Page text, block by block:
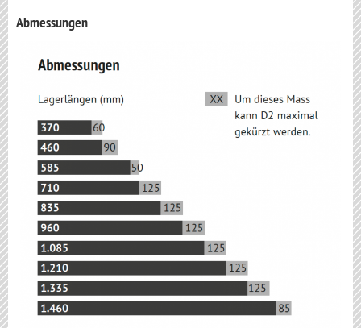
Abmessungen